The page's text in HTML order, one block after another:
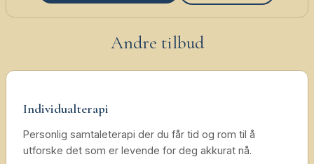
Andre tilbud
Individualterapi
Personlig samtaleterapi der du får tid og rom til å
utforske det som er levende for deg akkurat nå.